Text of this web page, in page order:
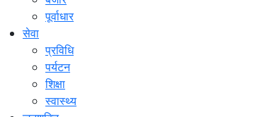
पूर्वाधार
सेवा
प्रविधि
पर्यटन
शिक्षा
स्वास्थ्य